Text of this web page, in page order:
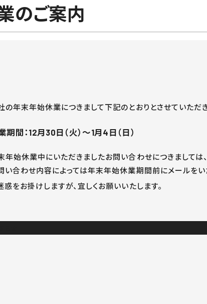
のご案内
の年末年始休業につきまして下記のとおりとさせていただき
期間：12月30日（火）～1月4日（日）
年始休業中にいただきましたお問い合わせにつきましては
い合わせ内容によっては年末年始休業期間前にメールを
惑をお掛けしますが、宜しくお願いいたします。